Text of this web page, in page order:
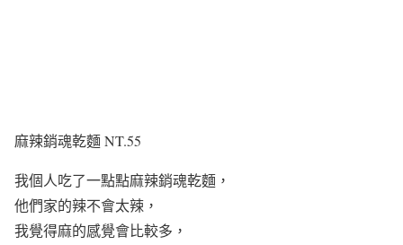
麻辣銷魂乾麵 NT.55
我個人吃了一點點麻辣銷魂乾麵，
他們家的辣不會太辣，
我覺得麻的感覺會比較多，